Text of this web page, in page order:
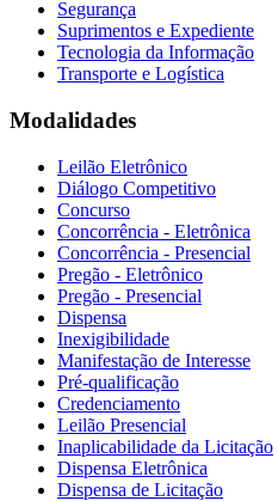
Segurança
Suprimentos e Expediente
Tecnologia da Informação
Transporte e Logística
Modalidades
Leilão Eletrônico
Diálogo Competitivo
Concurso
Concorrência - Eletrônica
Concorrência - Presencial
Pregão - Eletrônico
Pregão - Presencial
Dispensa
Inexigibilidade
Manifestação de Interesse
Pré-qualificação
Credenciamento
Leilão Presencial
Inaplicabilidade da Licitação
Dispensa Eletrônica
Dispensa de Licitação